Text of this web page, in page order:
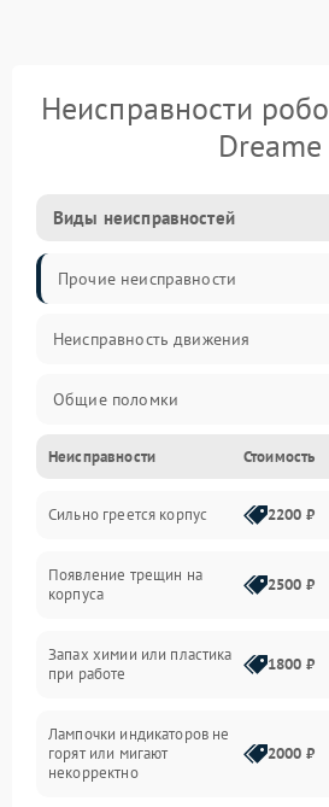
Неисправности
Dreame
Виды неисправностей
Прочие неисправности
Неисправность движения
Общие поломки
Неисправность датчиков
Неисправность программного
Проблемы с сигналом
Батарея
Неисправности Стоимость
Сильно греется корпус 2200 ₽
Появление трещин на
корпуса
2500 ₽
Запах химии или пластика
при работе
1800 ₽
Лампочки индикаторов не
горят или мигают
некорректно
2000 ₽